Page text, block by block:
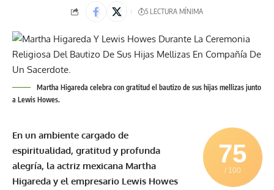
5 LECTURA MÍNIMA
Martha Higareda celebra con gratitud el bautizo de sus hijas mellizas junto
a Lewis Howes.
75
/ 100
En un ambiente cargado de
espiritualidad, gratitud y profunda
alegría, la actriz mexicana Martha
Higareda y el empresario Lewis Howes